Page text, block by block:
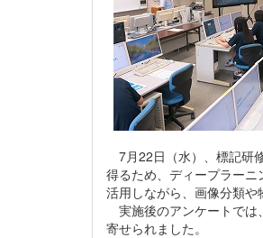
7月22日（水）、標記研
得るため、ディープラー
活用しながら、画像分類や
実施後のアンケートでは
寄せられました。